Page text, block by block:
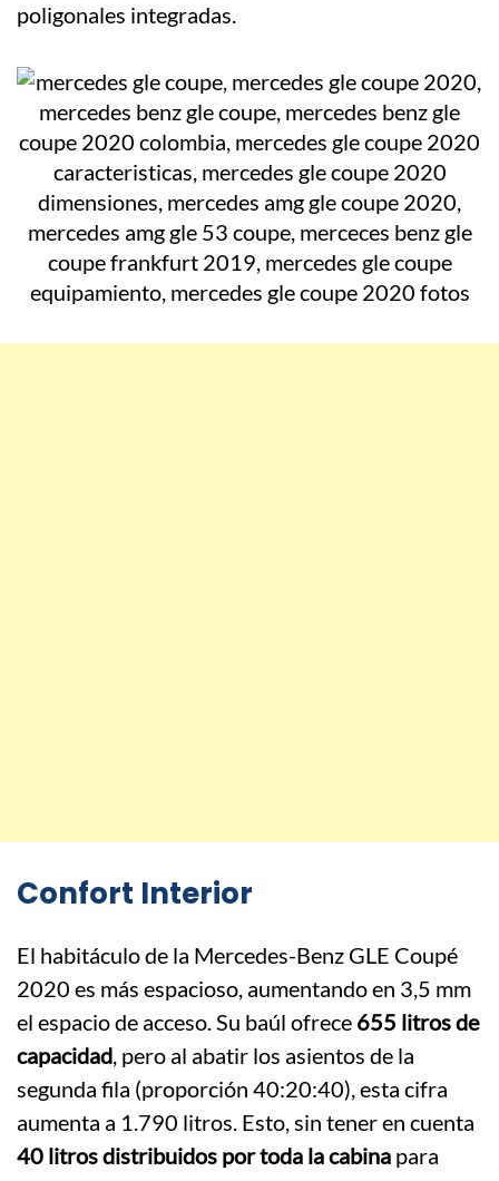
poligonales integradas.
Confort Interior
El habitáculo de la Mercedes-Benz GLE Coupé
2020 es más espacioso, aumentando en 3,5 mm
el espacio de acceso. Su baúl ofrece 655 litros de
capacidad, pero al abatir los asientos de la
segunda fila (proporción 40:20:40), esta cifra
aumenta a 1.790 litros. Esto, sin tener en cuenta
40 litros distribuidos por toda la cabina para